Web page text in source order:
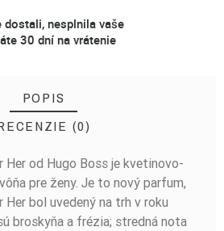
dostali, nesplnila vaše
30 dní na vrátenie
POPIS
(0)
Her od Hugo Boss je kvetinovo-
pre ženy. Je to nový parfum,
Her bol uvedený na trh v roku
broskyňa a frézia; stredná nota
NAPÍŠE RECENZIU!